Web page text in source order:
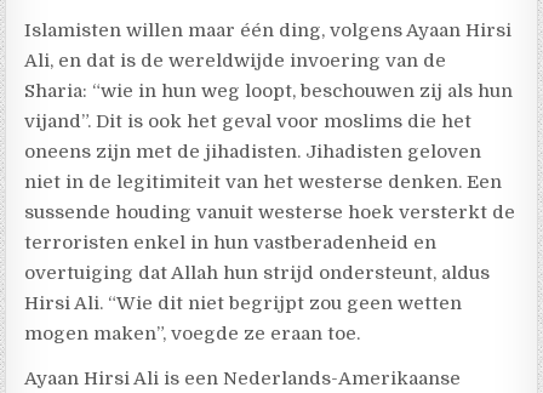
Islamisten willen maar één ding, volgens Ayaan Hirsi
Ali, en dat is de wereldwijde invoering van de
Sharia: “wie in hun weg loopt, beschouwen zij als hun
vijand”. Dit is ook het geval voor moslims die het
oneens zijn met de jihadisten. Jihadisten geloven
niet in de legitimiteit van het westerse denken. Een
sussende houding vanuit westerse hoek versterkt de
terroristen enkel in hun vastberadenheid en
overtuiging dat Allah hun strijd ondersteunt, aldus
Hirsi Ali. “Wie dit niet begrijpt zou geen wetten
mogen maken”, voegde ze eraan toe.
Ayaan Hirsi Ali is een Nederlands-Amerikaanse